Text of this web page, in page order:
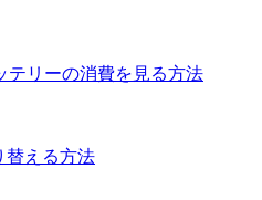
テリーの消費を見る方法
替える方法